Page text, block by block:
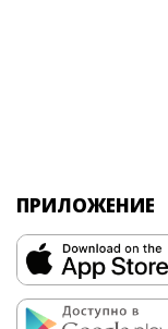
ПРИЛОЖЕНИЕ